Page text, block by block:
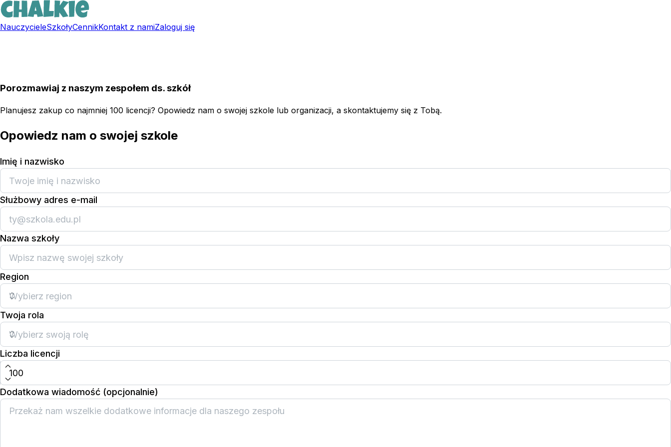
NauczycieleSzkołyCennikKontakt z namiZaloguj się
Porozmawiaj z naszym zespołem ds. szkół
Planujesz zakup co najmniej 100 licencji? Opowiedz nam o swojej szkole lub organizacji, a skontaktujemy się z Tobą.
Opowiedz nam o swojej szkole
Imię i nazwisko
Służbowy adres e-mail
Nazwa szkoły
Region
Twoja rola
Liczba licencji
Dodatkowa wiadomość (opcjonalnie)